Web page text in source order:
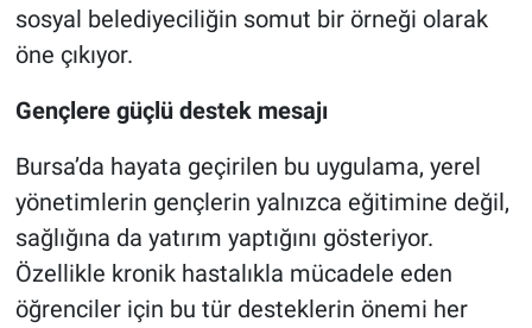
sosyal belediyeciliğin somut bir örneği olarak
öne çıkıyor.
Gençlere güçlü destek mesajı
Bursa’da hayata geçirilen bu uygulama, yerel
yönetimlerin gençlerin yalnızca eğitimine değil,
sağlığına da yatırım yaptığını gösteriyor.
Özellikle kronik hastalıkla mücadele eden
öğrenciler için bu tür desteklerin önemi her